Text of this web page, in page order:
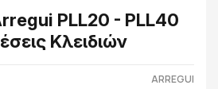
PLL20 - PLL40
Κλειδιών
ARREGUI